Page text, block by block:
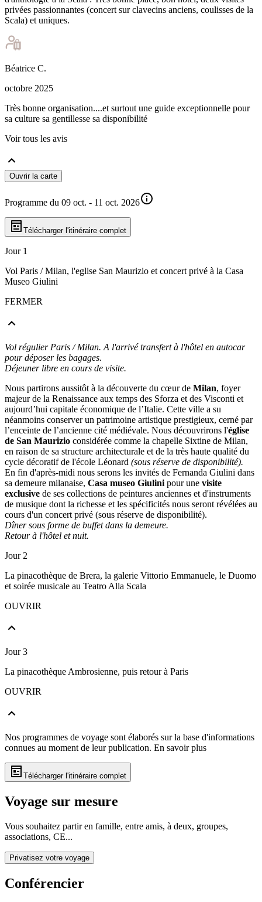
privées passionnantes (concert sur clavecins anciens, coulisses de la
Scala) et uniques.
Béatrice C.
octobre 2025
Très bonne organisation....et surtout une guide exceptionnelle pour
sa culture sa gentillesse sa disponibilité
Voir tous les avis
Ouvrir la carte
Programme du 09 oct. - 11 oct. 2026
Télécharger l'itinéraire complet
Jour 1
Vol Paris / Milan, l'eglise San Maurizio et concert privé à la Casa
Museo Giulini
FERMER
Vol régulier Paris / Milan. A l'arrivé transfert à l'hôtel en autocar
pour déposer les bagages.
Déjeuner libre en cours de visite.
Nous partirons aussitôt à la découverte du cœur de Milan, foyer
majeur de la Renaissance aux temps des Sforza et des Visconti et
aujourd’hui capitale économique de l’Italie. Cette ville a su
néanmoins conserver un patrimoine artistique prestigieux, cerné par
l’enceinte de l’ancienne cité médiévale. Nous découvrirons l'église
de San Maurizio considérée comme la chapelle Sixtine de Milan,
en raison de sa structure architecturale et de la très haute qualité du
cycle décoratif de l'école Léonard (sous réserve de disponibilité).
En fin d'après-midi nous serons les invités de Fernanda Giulini dans
sa demeure milanaise, Casa museo Giulini pour une visite
exclusive de ses collections de peintures anciennes et d'instruments
de musique dont la richesse et les spécificités nous seront révélées au
cours d'un concert privé (sous réserve de disponibilité).
Dîner sous forme de buffet dans la demeure.
Retour à l'hôtel et nuit.
Jour 2
La pinacothèque de Brera, la galerie Vittorio Emmanuele, le Duomo
et soirée musicale au Teatro Alla Scala
OUVRIR
Jour 3
La pinacothèque Ambrosienne, puis retour à Paris
OUVRIR
Nos programmes de voyage sont élaborés sur la base d'informations
connues au moment de leur publication. En savoir plus
Télécharger l'itinéraire complet
Voyage sur mesure
Vous souhaitez partir en famille, entre amis, à deux, groupes,
associations, CE...
Privatisez votre voyage
Conférencier